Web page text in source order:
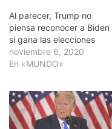
Al parecer, Trump no
piensa reconocer a Biden
si gana las elecciones
noviembre 6, 2020
En «MUNDO»